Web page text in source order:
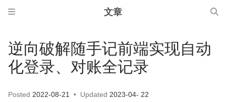
文章
逆向破解随手记前端实现自动
化登录、对账全记录
Posted 2022-08-21 Updated 2023-04- 22